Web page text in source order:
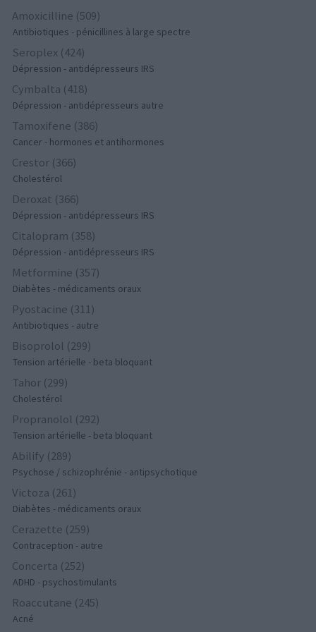
Amoxicilline (509)
Antibiotiques - pénicillines à large spectre
Seroplex (424)
Dépression - antidépresseurs IRS
Cymbalta (418)
Dépression - antidépresseurs autre
Tamoxifene (386)
Cancer - hormones et antihormones
Crestor (366)
Cholestérol
Deroxat (366)
Dépression - antidépresseurs IRS
Citalopram (358)
Dépression - antidépresseurs IRS
Metformine (357)
Diabètes - médicaments oraux
Pyostacine (311)
Antibiotiques - autre
Bisoprolol (299)
Tension artérielle - beta bloquant
Tahor (299)
Cholestérol
Propranolol (292)
Tension artérielle - beta bloquant
Abilify (289)
Psychose / schizophrénie - antipsychotique
Victoza (261)
Diabètes - médicaments oraux
Cerazette (259)
Contraception - autre
Concerta (252)
ADHD - psychostimulants
Roaccutane (245)
Acné